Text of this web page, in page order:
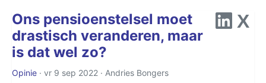
Ons pensioenstelsel moet
drastisch veranderen, maar
is dat wel zo?
Opinie · vr 9 sep 2022 · Andries Bongers